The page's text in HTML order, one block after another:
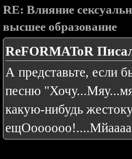
RE: Влияние
высшее образование
ReFORMAToR
А представьте, если
песню
какую-нибудь